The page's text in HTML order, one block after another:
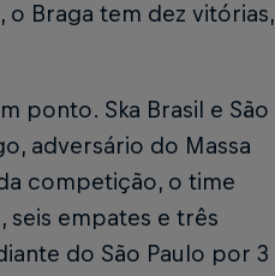
Braga tem dez vitórias,
ponto. Ska Brasil e São
adversário do Massa
competição, o time
empates e três
do São Paulo por 3